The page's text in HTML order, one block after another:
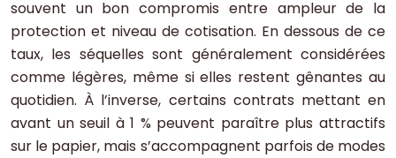
souvent un bon compromis entre ampleur de la
protection et niveau de cotisation. En dessous de ce
taux, les séquelles sont généralement considérées
comme légères, même si elles restent gênantes au
quotidien. À l’inverse, certains contrats mettant en
avant un seuil à 1 % peuvent paraître plus attractifs
sur le papier, mais s’accompagnent parfois de modes